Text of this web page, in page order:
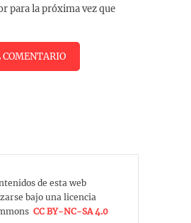
para la próxima vez que
de esta web
bajo una licencia
CC BY-NC-SA 4.0